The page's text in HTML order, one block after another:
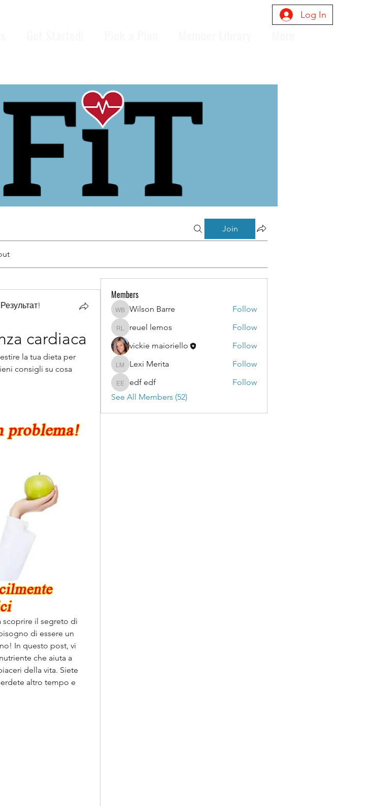
Log In
Join
cardiaca
la tua dieta per
consigli su cosa
scoprire il segreto di
di essere un
In questo post, vi
che aiuta a
della vita. Siete
altro tempo e
Members
Wilson Barre
Wilson Barre Follow
reuel lemos
reuel lemos
Follow
vickie maioriello
Follow
Lexi Merita
Lexi Merita Follow
edf edfedf edf
Follow
See All Members (52)